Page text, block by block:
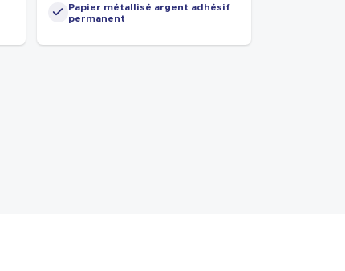
Papier métallisé argent adhésif
permanent